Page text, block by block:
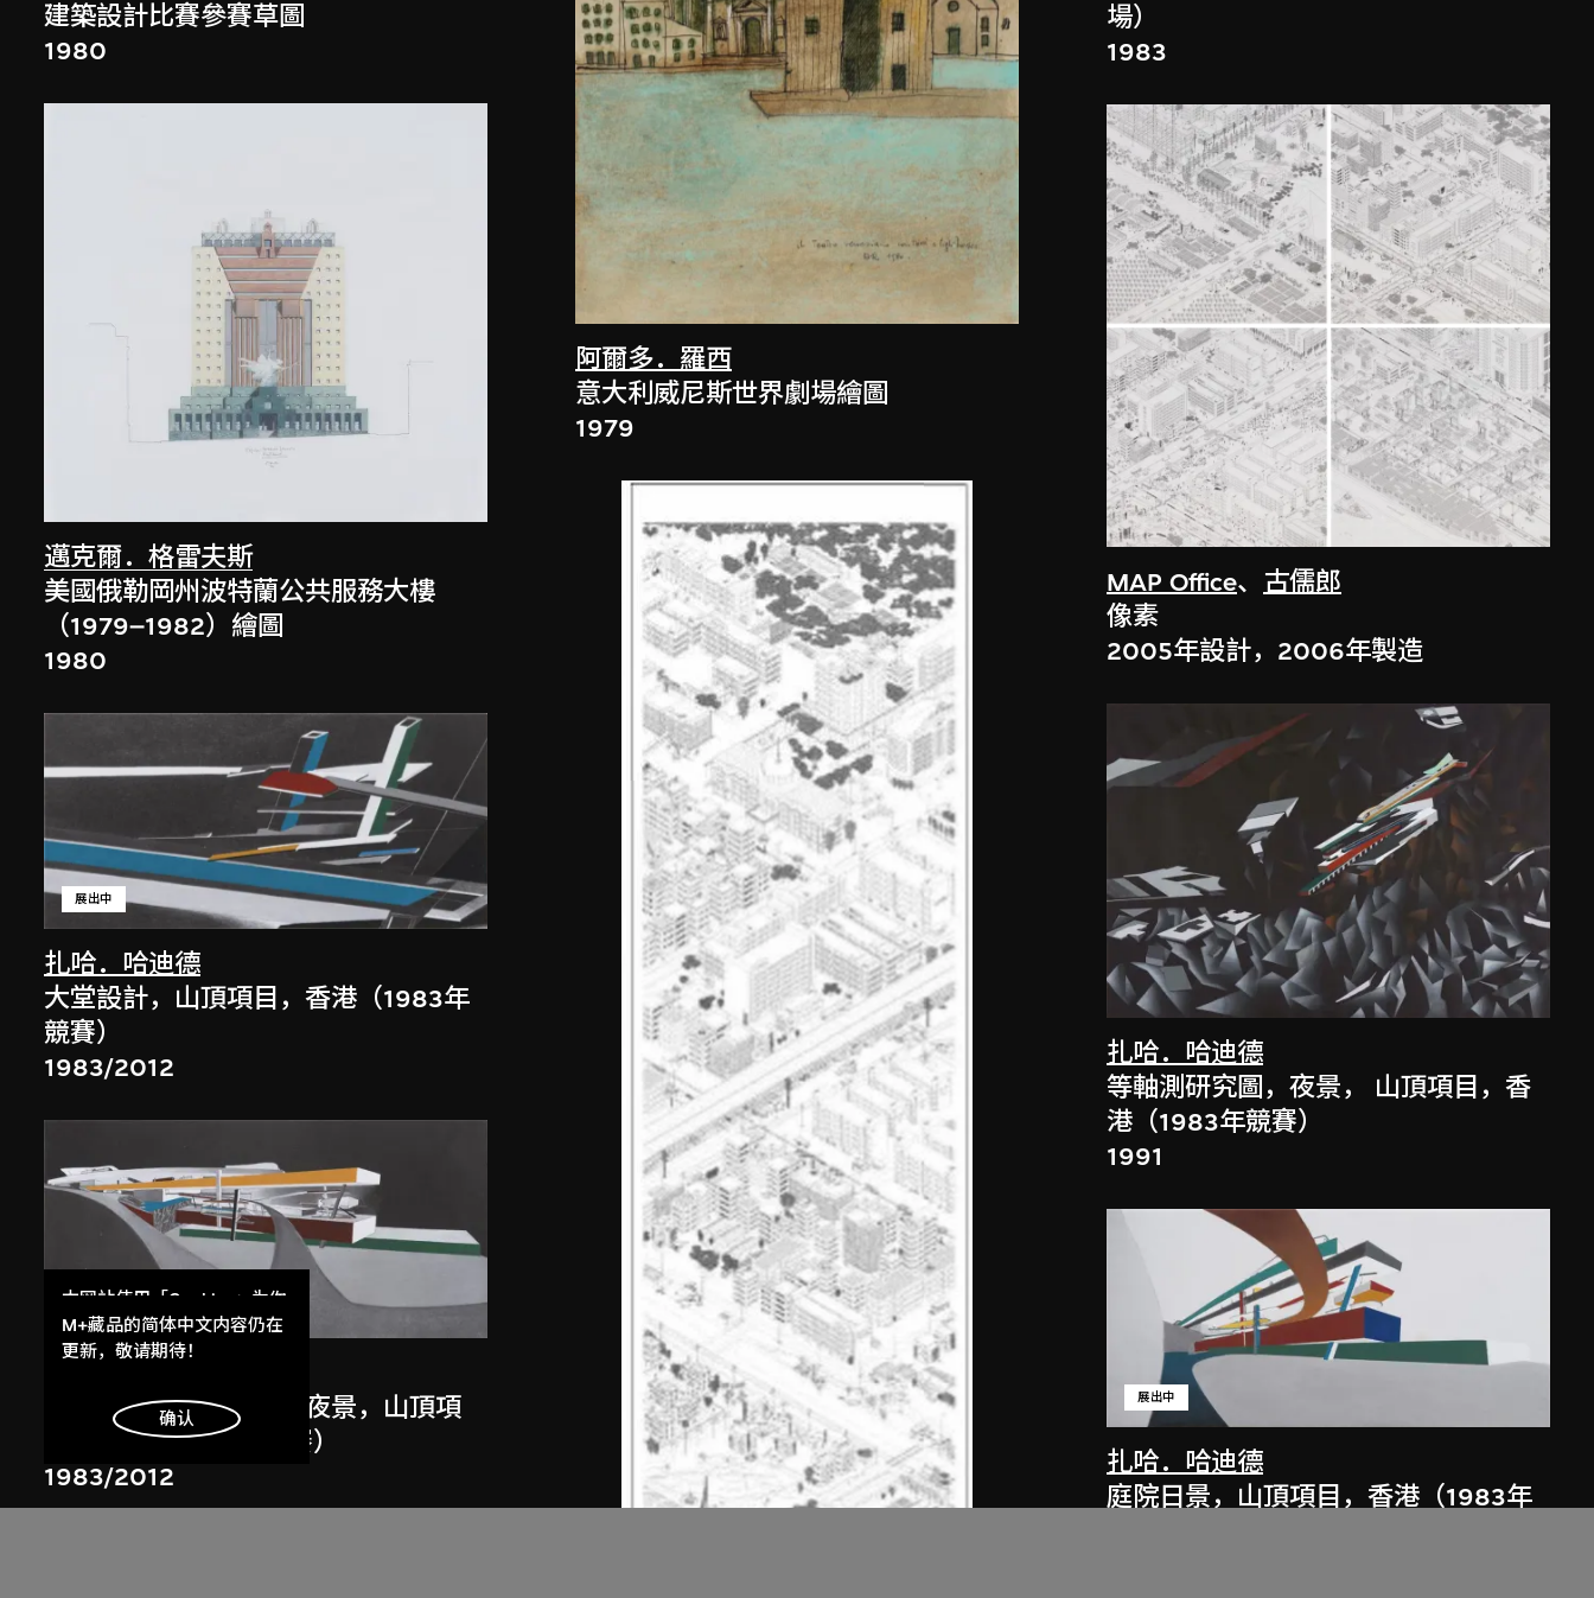
建築設計比賽參賽草圖
1980
邁克爾．格雷夫斯
美國俄勒岡州波特蘭公共服務大樓
（1979–1982）繪圖
1980
扎哈．哈迪德
展出中
大堂設計，山頂項目，香港（1983年
競賽）
1983/2012
斜坡入口／坡度入口，夜景，山頂項
目，香港（1983年競賽）
1983/2012
阿爾多．羅西
意大利威尼斯世界劇場繪圖
1979
場）
1983
MAP Office、 古儒郎
像素
2005年設計，2006年製造
扎哈．哈迪德
等軸測研究圖，夜景， 山頂項目，香
港（1983年競賽）
1991
扎哈．哈迪德
展出中
庭院日景，山頂項目，香港（1983年
本网站使用「Cookies」为你
提供最好的网站体验。
了解更多
明白
M+藏品的简体中文内容仍在
更新，敬请期待！
确认